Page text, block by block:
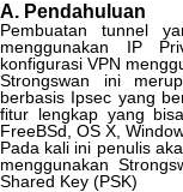
A. Pendahuluan
Pembuatan tunnel
menggunakan
IP
konfigurasi VPN
Strongswan
ini
berbasis Ipsec yang
fitur lengkap yang bisa
FreeBSd OS X
Pada kali ini penulis
menggunakan
Shared Key (PSK)